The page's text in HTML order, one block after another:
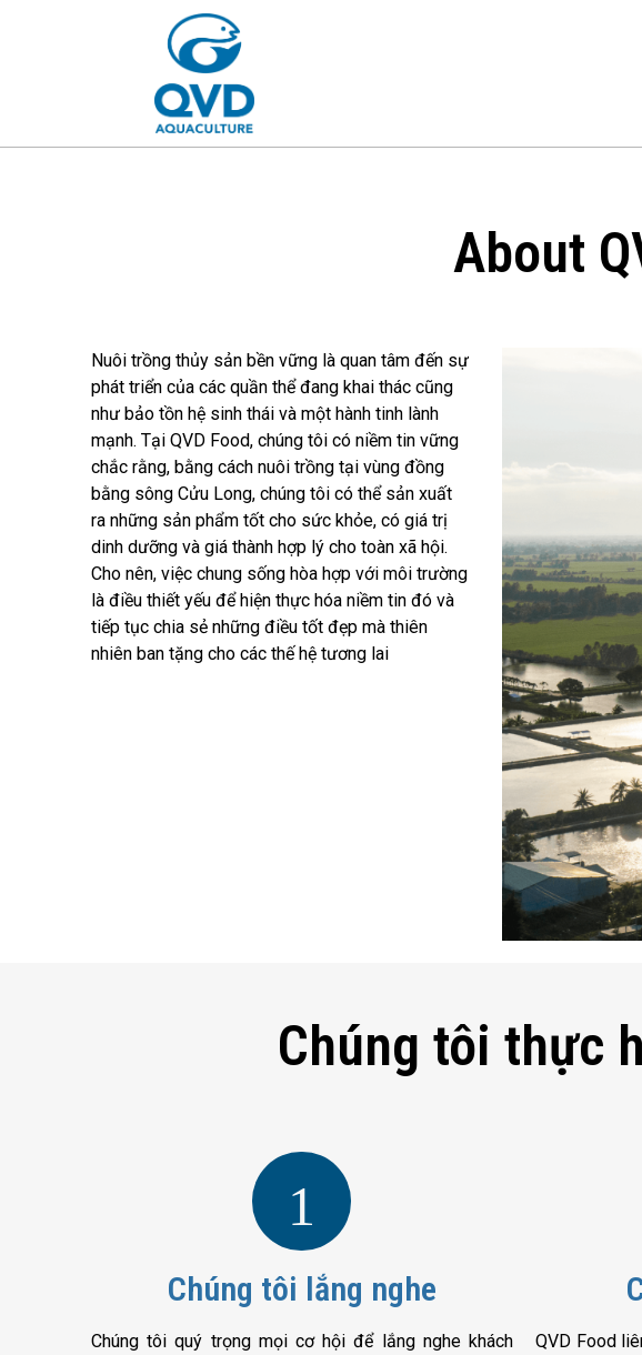
About
Nuôi trồng thủy sản bền vững là quan tâm đến sự
phát triển của các quần thể đang khai thác cũng
như bảo tồn hệ sinh thái và một hành tinh lành
mạnh. Tại QVD Food, chúng tôi có niềm tin vững
chắc rằng, bằng cách nuôi trồng tại vùng đồng
bằng sông Cửu Long, chúng tôi có thể sản xuất
ra những sản phẩm tốt cho sức khỏe, có giá trị
dinh dưỡng và giá thành hợp lý cho toàn xã hội.
Cho nên, việc chung sống hòa hợp với môi trường
là điều thiết yếu để hiện thực hóa niềm tin đó và
tiếp tục chia sẻ những điều tốt đẹp mà thiên
nhiên ban tặng cho các thế hệ tương lai
Chúng tôi thực
1
Chúng tôi lắng nghe
Chúng tôi quý trọng mọi cơ hội để lắng nghe khách
QVD Food